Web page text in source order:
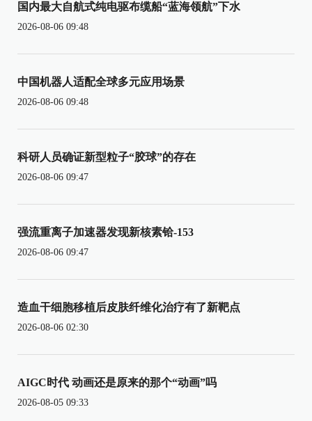
国内最大自航式纯电驱布缆船“蓝海领航”下水
2026-08-06 09:48
中国机器人适配全球多元应用场景
2026-08-06 09:48
科研人员确证新型粒子“胶球”的存在
2026-08-06 09:47
强流重离子加速器发现新核素铪-153
2026-08-06 09:47
造血干细胞移植后皮肤纤维化治疗有了新靶点
2026-08-06 02:30
AIGC时代 动画还是原来的那个“动画”吗
2026-08-05 09:33